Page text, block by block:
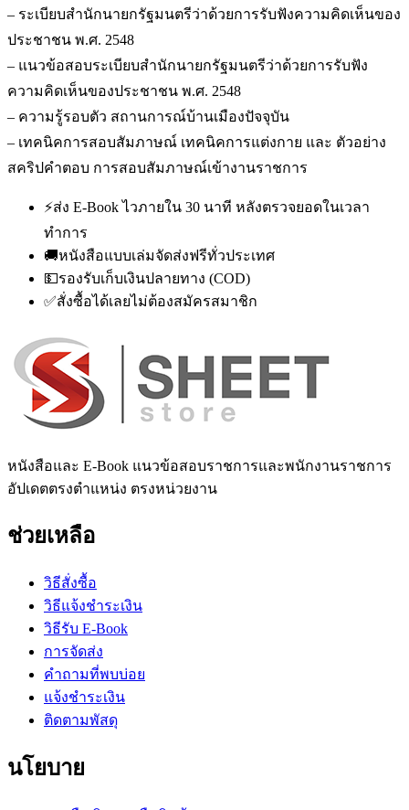
– ระเบียบสำนักนายกรัฐมนตรีว่าด้วยการรับฟังความคิดเห็นของ
ประชาชน พ.ศ. 2548
– แนวข้อสอบระเบียบสำนักนายกรัฐมนตรีว่าด้วยการรับฟัง
ความคิดเห็นของประชาชน พ.ศ. 2548
– ความรู้รอบตัว สถานการณ์บ้านเมืองปัจจุบัน
– เทคนิคการสอบสัมภาษณ์ เทคนิคการแต่งกาย และ ตัวอย่าง
สคริปคำตอบ การสอบสัมภาษณ์เข้างานราชการ
⚡ส่ง E-Book ไวภายใน 30 นาที หลังตรวจยอดในเวลา
ทำการ
🚚หนังสือแบบเล่มจัดส่งฟรีทั่วประเทศ
💵รองรับเก็บเงินปลายทาง (COD)
✅สั่งซื้อได้เลยไม่ต้องสมัครสมาชิก
หนังสือและ E-Book แนวข้อสอบราชการและพนักงานราชการ
อัปเดตตรงตำแหน่ง ตรงหน่วยงาน
ช่วยเหลือ
วิธีสั่งซื้อ
วิธีแจ้งชำระเงิน
วิธีรับ E-Book
การจัดส่ง
คำถามที่พบบ่อย
แจ้งชำระเงิน
ติดตามพัสดุ
นโยบาย